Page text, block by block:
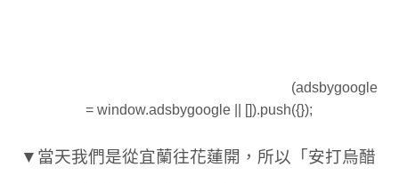
(adsbygoogle
= window.adsbygoogle || []).push({});
▼當天我們是從宜蘭往花蓮開，所以「安打烏醋